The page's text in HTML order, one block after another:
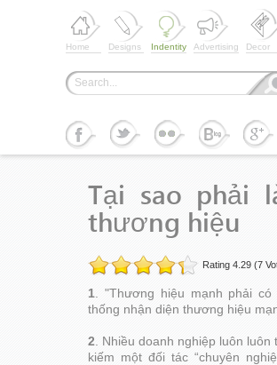
Home Designs Indentity Advertising Decor
Tại sao phải
thương hiệu
Rating 4.29 (7
1 . "Thương hiệu mạnh phải có
thống nhận diện thương hiệu
2 . Nhiều doanh nghiệp luôn luôn
kiếm một đối tác “chuyên